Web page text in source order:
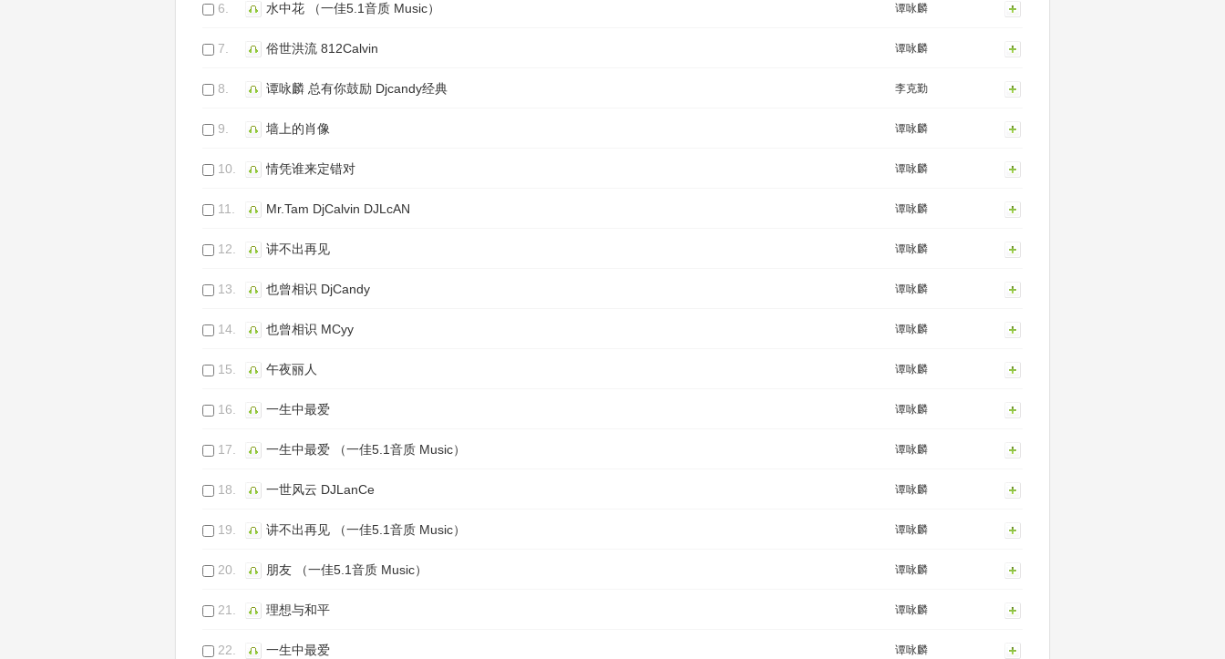
6. 水中花 （一佳5.1音质 Music） 谭咏麟
7. 俗世洪流 812Calvin 谭咏麟
8. 谭咏麟 总有你鼓励 Djcandy经典 李克勤
9. 墙上的肖像 谭咏麟
10. 情凭谁来定错对 谭咏麟
11. Mr.Tam DjCalvin DJLcAN 谭咏麟
12. 讲不出再见 谭咏麟
13. 也曾相识 DjCandy 谭咏麟
14. 也曾相识 MCyy 谭咏麟
15. 午夜丽人 谭咏麟
16. 一生中最爱 谭咏麟
17. 一生中最爱 （一佳5.1音质 Music） 谭咏麟
18. 一世风云 DJLanCe 谭咏麟
19. 讲不出再见 （一佳5.1音质 Music） 谭咏麟
20. 朋友 （一佳5.1音质 Music） 谭咏麟
21. 理想与和平 谭咏麟
22. 一生中最爱 谭咏麟